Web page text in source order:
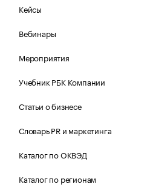
Кейсы
Вебинары
Мероприятия
Учебник РБК Компании
Статьи о бизнесе
Словарь PR и маркетинга
Каталог по ОКВЭД
Каталог по регионам